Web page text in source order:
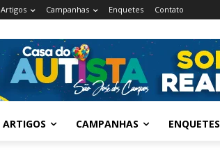
Artigos Campanhas Enquetes Contato
ARTIGOS CAMPANHAS ENQUETES